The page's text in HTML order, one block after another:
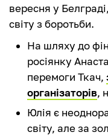
вересня у
світу з боротьби.
На шляху до
росіянку
перемоги Ткач,
організаторів,
Юлія є
світу, але за